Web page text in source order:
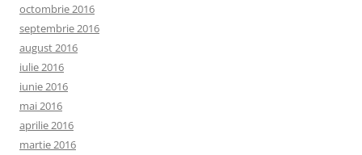
octombrie 2016
septembrie 2016
august 2016
iulie 2016
iunie 2016
mai 2016
aprilie 2016
martie 2016